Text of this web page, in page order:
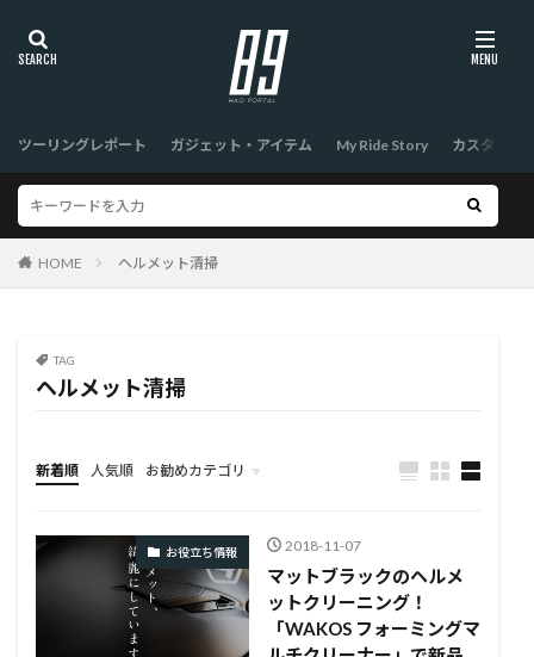
ツーリングレポート ガジェット・アイテム My Ride Story カスタム
HOME ヘルメット清掃
TAG
ヘルメット清掃
新着順 人気順 お勧めカテゴリ
TOP
お役立ち情報 2018-11-07
マットブラックのヘルメ
ットクリーニング！
「WAKOS フォーミングマ